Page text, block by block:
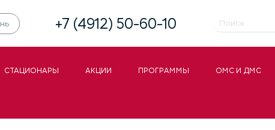
+7 (4912) 50-60-10
СТАЦИОНАРЫ АКЦИИ ПРОГРАММЫ ОМС И ДМС